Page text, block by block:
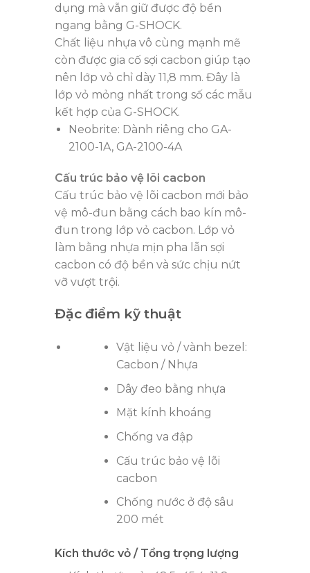
dụng mà vẫn giữ được độ bền
ngang bằng G-SHOCK.
Chất liệu nhựa vô cùng mạnh mẽ
còn được gia cố sợi cacbon giúp tạo
nên lớp vỏ chỉ dày 11,8 mm. Đây là
lớp vỏ mỏng nhất trong số các mẫu
kết hợp của G-SHOCK.
Neobrite: Dành riêng cho GA-
2100-1A, GA-2100-4A
Cấu trúc bảo vệ lõi cacbon
Cấu trúc bảo vệ lõi cacbon mới bảo
vệ mô-đun bằng cách bao kín mô-
đun trong lớp vỏ cacbon. Lớp vỏ
làm bằng nhựa mịn pha lẫn sợi
cacbon có độ bền và sức chịu nứt
vỡ vượt trội.
Đặc điểm kỹ thuật
Vật liệu vỏ / vành bezel:
Cacbon / Nhựa
Dây đeo bằng nhựa
Mặt kính khoáng
Chống va đập
Cấu trúc bảo vệ lõi
cacbon
Chống nước ở độ sâu
200 mét
Kích thước vỏ / Tổng trọng lượng